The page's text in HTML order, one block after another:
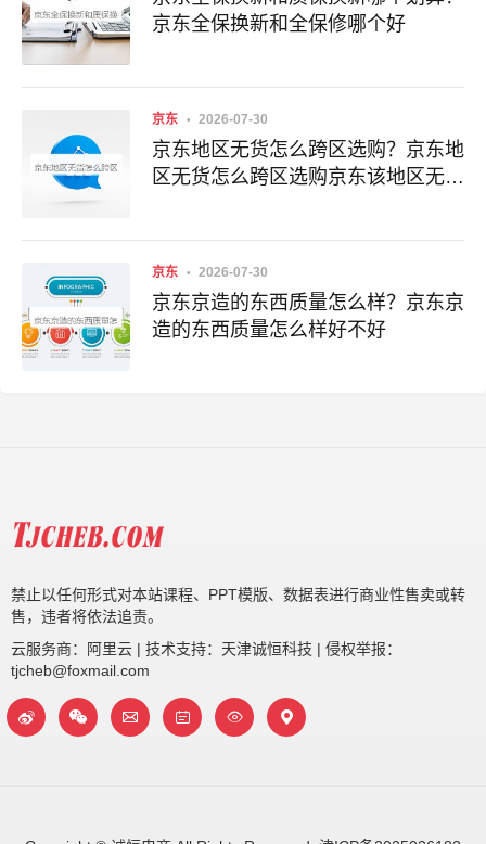
京东全保换新和全保修哪个好
京东 2026-07-30
京东地区无货怎么跨区选购？京东地
区无货怎么跨区选购京东该地区无货
京东 2026-07-30
京东京造的东西质量怎么样？京东京
造的东西质量怎么样好不好
禁止以任何形式对本站课程、PPT模版、数据表进行商业性售卖或转
售，违者将依法追责。
云服务商：阿里云 | 技术支持：天津诚恒科技 | 侵权举报：
tjcheb@foxmail.com